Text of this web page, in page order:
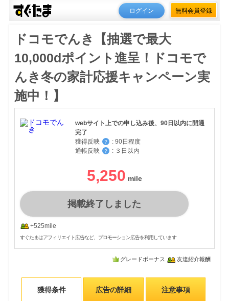
ログイン 無料会員登録
ドコモでんき【抽選で最大
10,000dポイント進呈！ドコモで
んき冬の家計応援キャンペーン実
施中！】
webサイト上での申し込み後、90日以内に開通
完了
獲得反映
？ : 90日程度
通帳反映
？ : ３日以内
5,250
掲載終了しました
+525mile
すぐたまはアフィリエイト広告など、プロモーション広告を利用しています
グレードボーナス 友達紹介報酬
獲得条件 広告の詳細 注意事項